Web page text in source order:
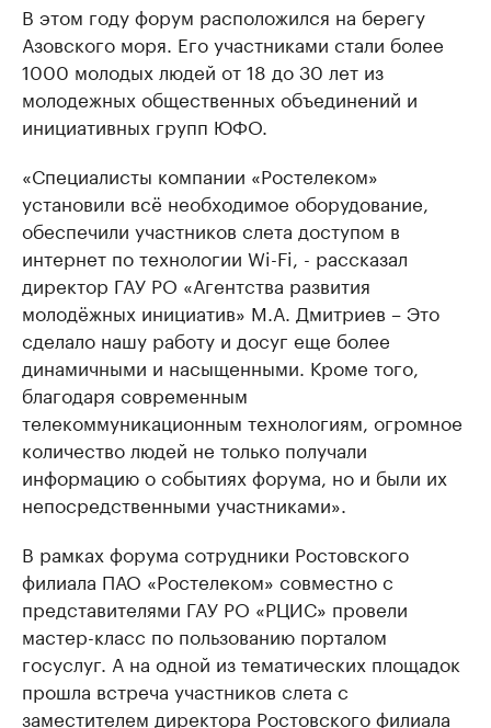
В этом году форум расположился на берегу
Азовского моря. Его участниками стали более
1000 молодых людей от 18 до 30 лет из
молодежных общественных объединений и
инициативных групп ЮФО.
«Специалисты компании «Ростелеком»
установили всё необходимое оборудование,
обеспечили участников слета доступом в
интернет по технологии Wi-Fi, - рассказал
директор ГАУ РО «Агентства развития
молодёжных инициатив» М.А. Дмитриев – Это
сделало нашу работу и досуг еще более
динамичными и насыщенными. Кроме того,
благодаря современным
телекоммуникационным технологиям, огромное
количество людей не только получали
информацию о событиях форума, но и были их
непосредственными участниками».
В рамках форума сотрудники Ростовского
филиала ПАО «Ростелеком» совместно с
представителями ГАУ РО «РЦИС» провели
мастер-класс по пользованию порталом
госуслуг. А на одной из тематических площадок
прошла встреча участников слета с
заместителем директора Ростовского филиала